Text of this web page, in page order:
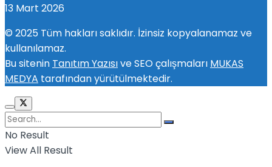
13 Mart 2026
© 2025 Tüm hakları saklıdır. İzinsiz kopyalanamaz ve
kullanılamaz.
Bu sitenin Tanıtım Yazısıve SEO çalışmaları MUKAS
MEDYA tarafından yürütülmektedir.
No Result
View All Result